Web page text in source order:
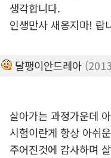
생각합니다.
인생만사 새옹지마! 랍
달팽이안드레아
살아가는 과정가운데
시험이란게 항상 아쉬
주어진것에 감사하며